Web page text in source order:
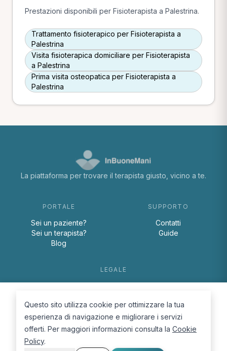
Prestazioni disponibili per Fisioterapista a Palestrina.
Trattamento fisioterapico per Fisioterapista a
Palestrina
Visita fisioterapica domiciliare per Fisioterapista
a Palestrina
Prima visita osteopatica per Fisioterapista a
Palestrina
La piattaforma per trovare il terapista giusto, vicino a te.
PORTALE
Sei un paziente?
Sei un terapista?
Blog
SUPPORTO
Contatti
Guide
LEGALE
Cookie Policy
Questo sito utilizza cookie per ottimizzare la tua
esperienza di navigazione e migliorare i servizi
offerti. Per maggiori informazioni consulta la Cookie
Policy.